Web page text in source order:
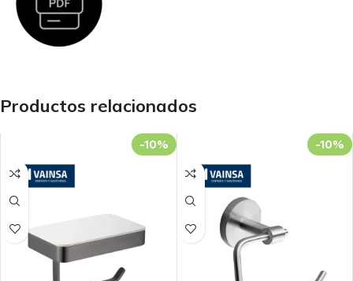
Productos relacionados
-10% -10%